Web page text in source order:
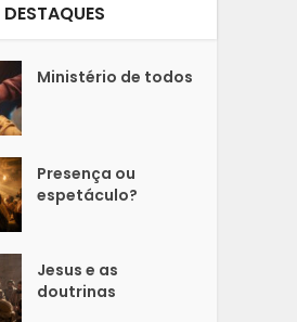
DESTAQUES
Ministério de todos
Presença ou
espetáculo?
Jesus e as
doutrinas